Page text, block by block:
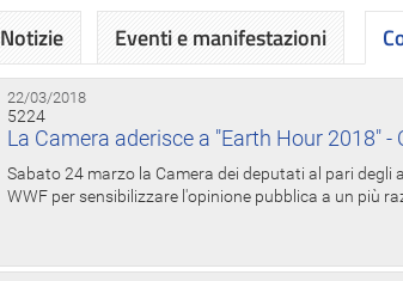
Notizie Eventi e manifestazioni
22/03/2018
5224
La Camera aderisce a "Earth Hour 2018"
Sabato 24 marzo la Camera dei deputati al pari
WWF per sensibilizzare l'opinione pubblica a un più